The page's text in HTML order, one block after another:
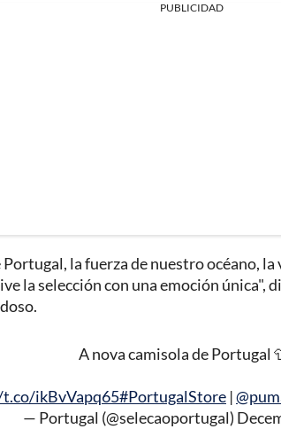
PUBLICIDAD
la fuerza de nuestro océano,
la selección con una emoción única",
A nova camisola de Portugal
ikBvVapq65#PortugalStore |
— Portugal (@selecaoportugal)